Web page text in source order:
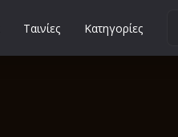
Ταινίες Κατηγορίες